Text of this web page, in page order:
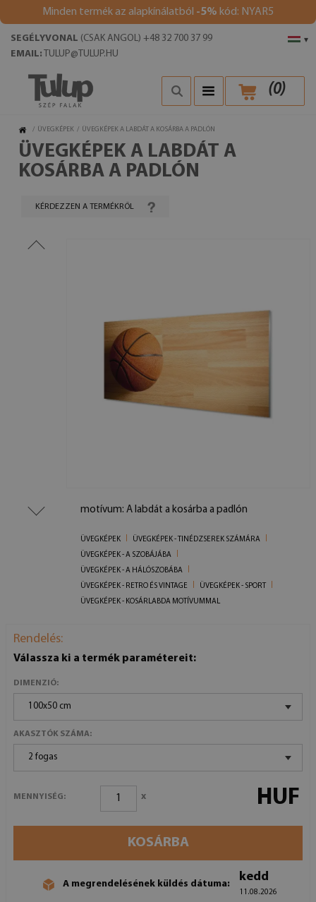
Minden termék az alapkínálatból -5% kód: NYAR5
▾
SEGÉLYVONAL (CSAK ANGOL) +48 32 700 37 99
EMAIL: TULUP@TULUP.HU
(0)
/ ÜVEGKÉPEK / ÜVEGKÉPEK A LABDÁT A KOSÁRBA A PADLÓN
ÜVEGKÉPEK A LABDÁT A
KOSÁRBA A PADLÓN
KÉRDEZZEN A TERMÉKRŐL
motívum: A labdát a kosárba a padlón
ÜVEGKÉPEK
ÜVEGKÉPEK - TINÉDZSEREK SZÁMÁRA
ÜVEGKÉPEK - A SZOBÁJÁBA
ÜVEGKÉPEK - A HÁLÓSZOBÁBA
ÜVEGKÉPEK - RETRO ÉS VINTAGE
ÜVEGKÉPEK - SPORT
ÜVEGKÉPEK - KOSÁRLABDA MOTÍVUMMAL
Rendelés:
Válassza ki a termék paramétereit:
DIMENZIÓ:
100x50 cm
AKASZTÓK SZÁMA:
2 fogas
MENNYISÉG: x HUF
KOSÁRBA
A megrendelésének küldés dátuma:
kedd
11.08.2026